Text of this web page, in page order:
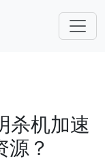
杀机加速
源？